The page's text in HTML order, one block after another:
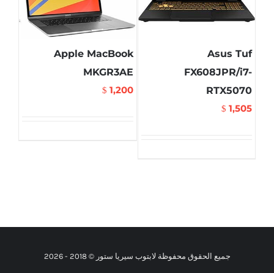
Asus Tuf
FX608JPR/i7-
RTX5070
$ 1,505
Apple MacBook
MKGR3AE
$ 1,200
جميع الحقوق محفوظة لابتوب سيريا ستور © 2018 - 2026